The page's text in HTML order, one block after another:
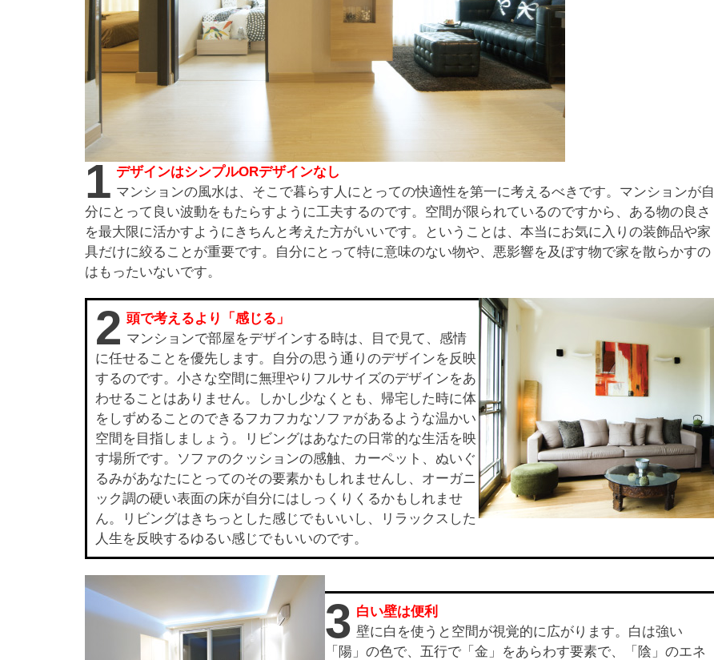
1 デザインはシンプルORデザインなし
マンションの風水は、そこで暮らす人にとっての快適性を第一に考えるべきです。マンションが自
分にとって良い波動をもたらすように工夫するのです。空間が限られているのですから、ある物の良さ
を最大限に活かすようにきちんと考えた方がいいです。ということは、本当にお気に入りの装飾品や家
具だけに絞ることが重要です。自分にとって特に意味のない物や、悪影響を及ぼす物で家を散らかすの
はもったいないです。
2 頭で考えるより「感じる」
マンションで部屋をデザインする時は、目で見て、感情
に任せることを優先します。自分の思う通りのデザインを反映
するのです。小さな空間に無理やりフルサイズのデザインをあ
わせることはありません。しかし少なくとも、帰宅した時に体
をしずめることのできるフカフカなソファがあるような温かい
空間を目指しましょう。リビングはあなたの日常的な生活を映
す場所です。ソファのクッションの感触、カーペット、ぬいぐ
るみがあなたにとってのその要素かもしれませんし、オーガニ
ック調の硬い表面の床が自分にはしっくりくるかもしれませ
ん。リビングはきちっとした感じでもいいし、リラックスした
人生を反映するゆるい感じでもいいのです。
3 白い壁は便利
壁に白を使うと空間が視覚的に広がります。白は強い
「陽」の色で、五行で「金」をあらわす要素で、「陰」のエネ